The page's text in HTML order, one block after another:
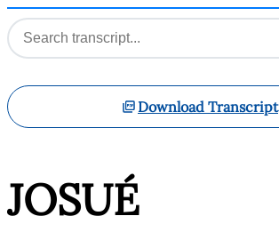
Download Transcript
JOSUÉ